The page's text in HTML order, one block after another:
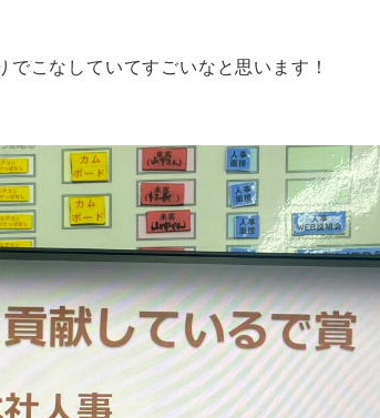
こなしていてすごいなと思います！